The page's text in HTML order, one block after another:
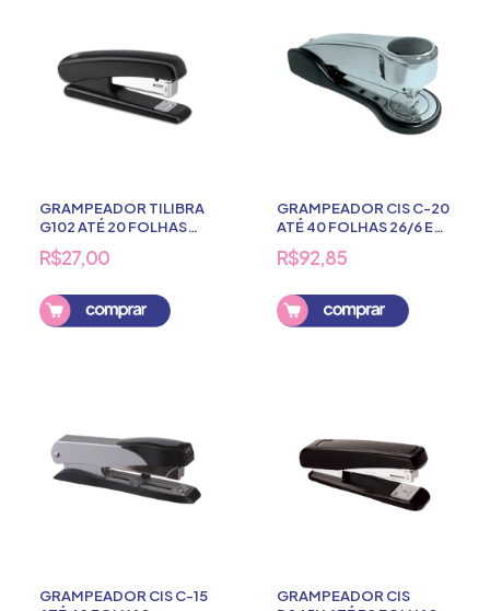
GRAMPEADOR TILIBRA
G102 ATÉ 20 FOLHAS
24/4 E 26/6
R$27,00
GRAMPEADOR CIS C-20
ATÉ 40 FOLHAS 26/6 E
26/8
R$92,85
GRAMPEADOR CIS C-15
GRAMPEADOR CIS